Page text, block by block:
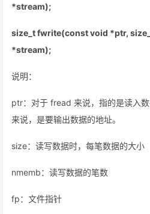
*stream);
size_t fwrite(const void *ptr,
*stream);
说明：
ptr：对于 fread 来说，指的是读入
来说，是要输出数据的地址。
size：读写数据时，每笔数据的大小
nmemb：读写数据的笔数
fp：文件指针